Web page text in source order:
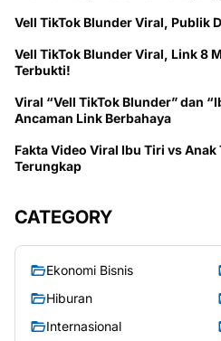
Vell TikTok Blunder Viral, Publik
Vell TikTok Blunder Viral, Link 8
Terbukti!
Viral “Vell TikTok Blunder” dan
Ancaman Link Berbahaya
Fakta Video Viral Ibu Tiri vs
Terungkap
CATEGORY
Ekonomi Bisnis
Hiburan
Internasional